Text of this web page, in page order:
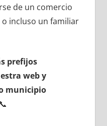
dе un comercio
incluso un familiar
prefijos
web у
municipio